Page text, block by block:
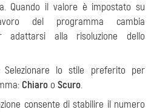
Quando il valore è impostato su
del programma cambia
adattarsi alla risoluzione dello
Selezionare lo stile preferito per
Chiaro o Scuro.
consente di stabilire il numero